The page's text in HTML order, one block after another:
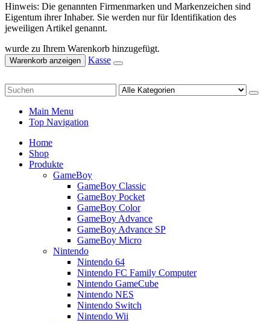
Hinweis: Die genannten Firmenmarken und Markenzeichen sind
Eigentum ihrer Inhaber. Sie werden nur für Identifikation des
jeweiligen Artikel genannt.
wurde zu Ihrem Warenkorb hinzugefügt.
Warenkorb anzeigen Kasse
Main Menu
Top Navigation
Home
Shop
Produkte
GameBoy
GameBoy Classic
GameBoy Pocket
GameBoy Color
GameBoy Advance
GameBoy Advance SP
GameBoy Micro
Nintendo
Nintendo 64
Nintendo FC Family Computer
Nintendo GameCube
Nintendo NES
Nintendo Switch
Nintendo Wii